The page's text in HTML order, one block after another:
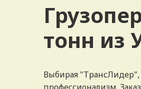
тонн из
Выбирая